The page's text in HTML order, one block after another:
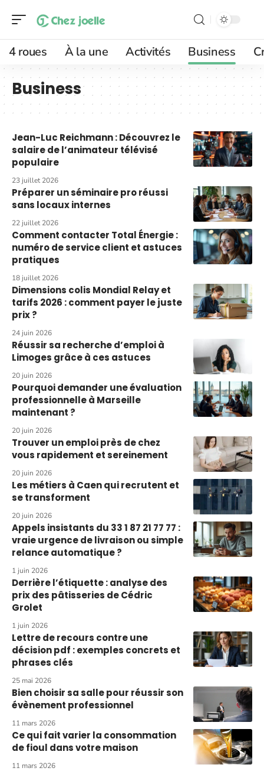
4 roues À la une Activités Business
Business
Jean-Luc Reichmann : Découvrez le
salaire de l’animateur télévisé
populaire
23 juillet 2026
Préparer un séminaire pro réussi
sans locaux internes
22 juillet 2026
Comment contacter Total Énergie :
numéro de service client et astuces
pratiques
18 juillet 2026
Dimensions colis Mondial Relay et
tarifs 2026 : comment payer le juste
prix ?
24 juin 2026
Réussir sa recherche d’emploi à
Limoges grâce à ces astuces
20 juin 2026
Pourquoi demander une évaluation
professionnelle à Marseille
maintenant ?
20 juin 2026
Trouver un emploi près de chez
vous rapidement et sereinement
20 juin 2026
Les métiers à Caen qui recrutent et
se transforment
20 juin 2026
Appels insistants du 33 1 87 21 77 77 :
vraie urgence de livraison ou simple
relance automatique ?
1 juin 2026
Derrière l’étiquette : analyse des
prix des pâtisseries de Cédric
Grolet
1 juin 2026
Lettre de recours contre une
décision pdf : exemples concrets et
phrases clés
25 mai 2026
Bien choisir sa salle pour réussir son
évènement professionnel
11 mars 2026
Ce qui fait varier la consommation
de fioul dans votre maison
11 mars 2026